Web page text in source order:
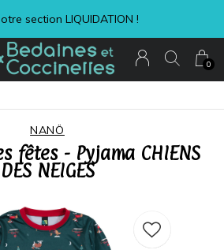
0
section LIQUIDATION !
NANÖ
fêtes - Pyjama CHIENS
DES NEIGES